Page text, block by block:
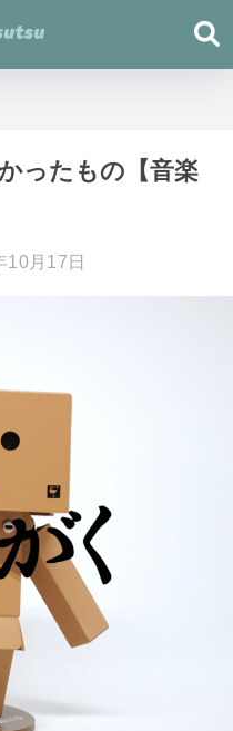
ったもの【音楽
10月17日